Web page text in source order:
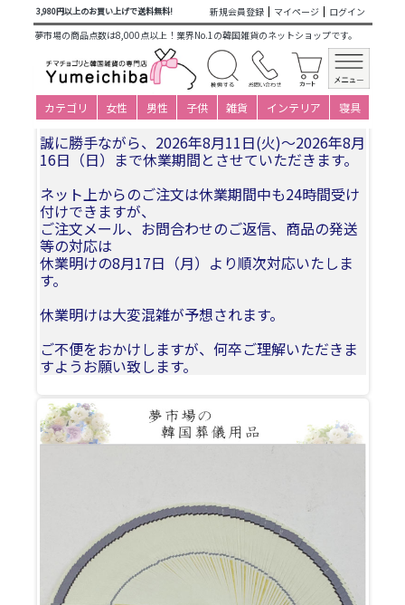
3,980円以上のお買い上げで送料無料! 新規会員登録 マイページ
ログイン
夢市場の商品点数は8,000点以上！業界No.1の韓国雑貨のネットショップです。
カテゴリ 女性 男性 子供 雑貨 インテリア 寝具
商品カテゴリ一覧>韓国雑貨 葬儀用品>葬儀・祭礼・供養
用品> 冥銭 日本 冥銭 韓国 お棺に入れるお金 あの世のお金 六
文銭 三途の渡し賃 模造紙幣 冥銭札束・紙銭5万貫(100枚1束)
夏季休業についてお知らせ
誠に勝手ながら、2026年8月11日(火)〜2026年8月
16日（日）まで休業期間とさせていただきます。
ネット上からのご注文は休業期間中も24時間受け
付けできますが、
ご注文メール、お問合わせのご返信、商品の発送
等の対応は
休業明けの8月17日（月）より順次対応いたしま
す。
休業明けは大変混雑が予想されます。
ご不便をおかけしますが、何卒ご理解いただきま
すようお願い致します。